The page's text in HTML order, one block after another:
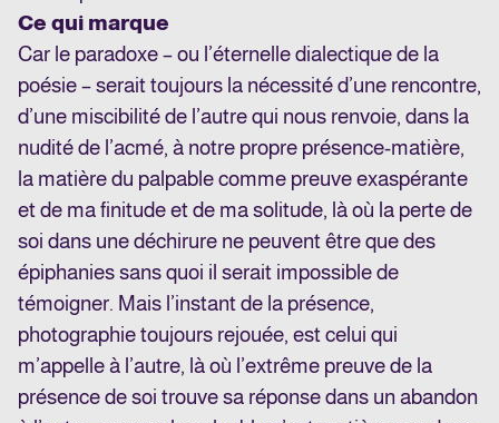
Ce qui marque
Car le paradoxe – ou l’éternelle dialectique de la
poésie – serait toujours la nécessité d’une rencontre,
d’une miscibilité de l’autre qui nous renvoie, dans la
nudité de l’acmé, à notre propre présence-matière,
la matière du palpable comme preuve exaspérante
et de ma finitude et de ma solitude, là où la perte de
soi dans une déchirure ne peuvent être que des
épiphanies sans quoi il serait impossible de
témoigner. Mais l’instant de la présence,
photographie toujours rejouée, est celui qui
m’appelle à l’autre, là où l’extrême preuve de la
présence de soi trouve sa réponse dans un abandon